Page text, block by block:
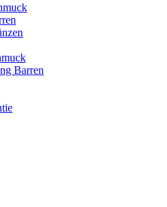
Barren